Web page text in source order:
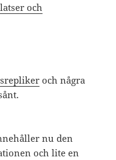
och
och några
nu den
och lite en